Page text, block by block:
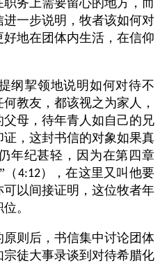
务上需要留心的地方，而
一步说明，牧者该如何对
地在团体内生活，在信仰
纲挈领地说明如何对待不
教友，都该视之为家人，
母，待年青人如自己的兄
，这封书信的对象如果真
年纪甚轻，因为在第四章
（ 4:12），在这里又叫他要
以间接证明，这位牧者年
。
则后，书信集中讨论团体
徒大事录谈到对待希腊化